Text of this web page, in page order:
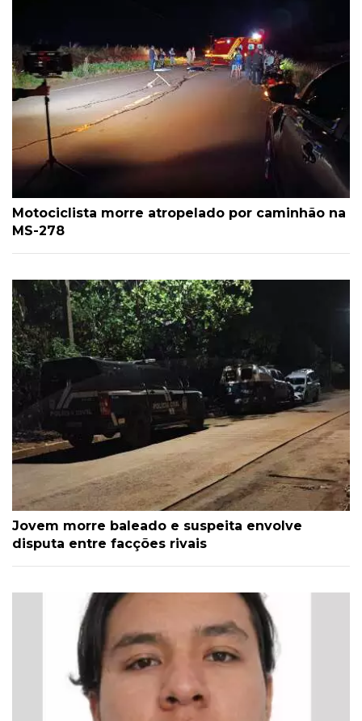
Motociclista morre atropelado por caminhão na
MS-278
Jovem morre baleado e suspeita envolve
disputa entre facções rivais